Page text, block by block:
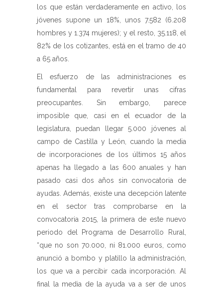
los que están verdaderamente en activo, los
jóvenes supone un 18%, unos 7.582 (6.208
hombres y 1.374 mujeres); y el resto, 35.118, el
82% de los cotizantes, está en el tramo de 40
a 65 años.
El esfuerzo de las administraciones es
fundamental para revertir unas cifras
preocupantes. Sin embargo, parece
imposible que, casi en el ecuador de la
legislatura, puedan llegar 5.000 jóvenes al
campo de Castilla y León, cuando la media
de incorporaciones de los últimos 15 años
apenas ha llegado a las 600 anuales y han
pasado casi dos años sin convocatoria de
ayudas. Además, existe una decepción latente
en el sector tras comprobarse en la
convocatoria 2015, la primera de este nuevo
periodo del Programa de Desarrollo Rural,
“que no son 70.000, ni 81.000 euros, como
anunció a bombo y platillo la administración,
los que va a percibir cada incorporación. Al
final la media de la ayuda va a ser de unos